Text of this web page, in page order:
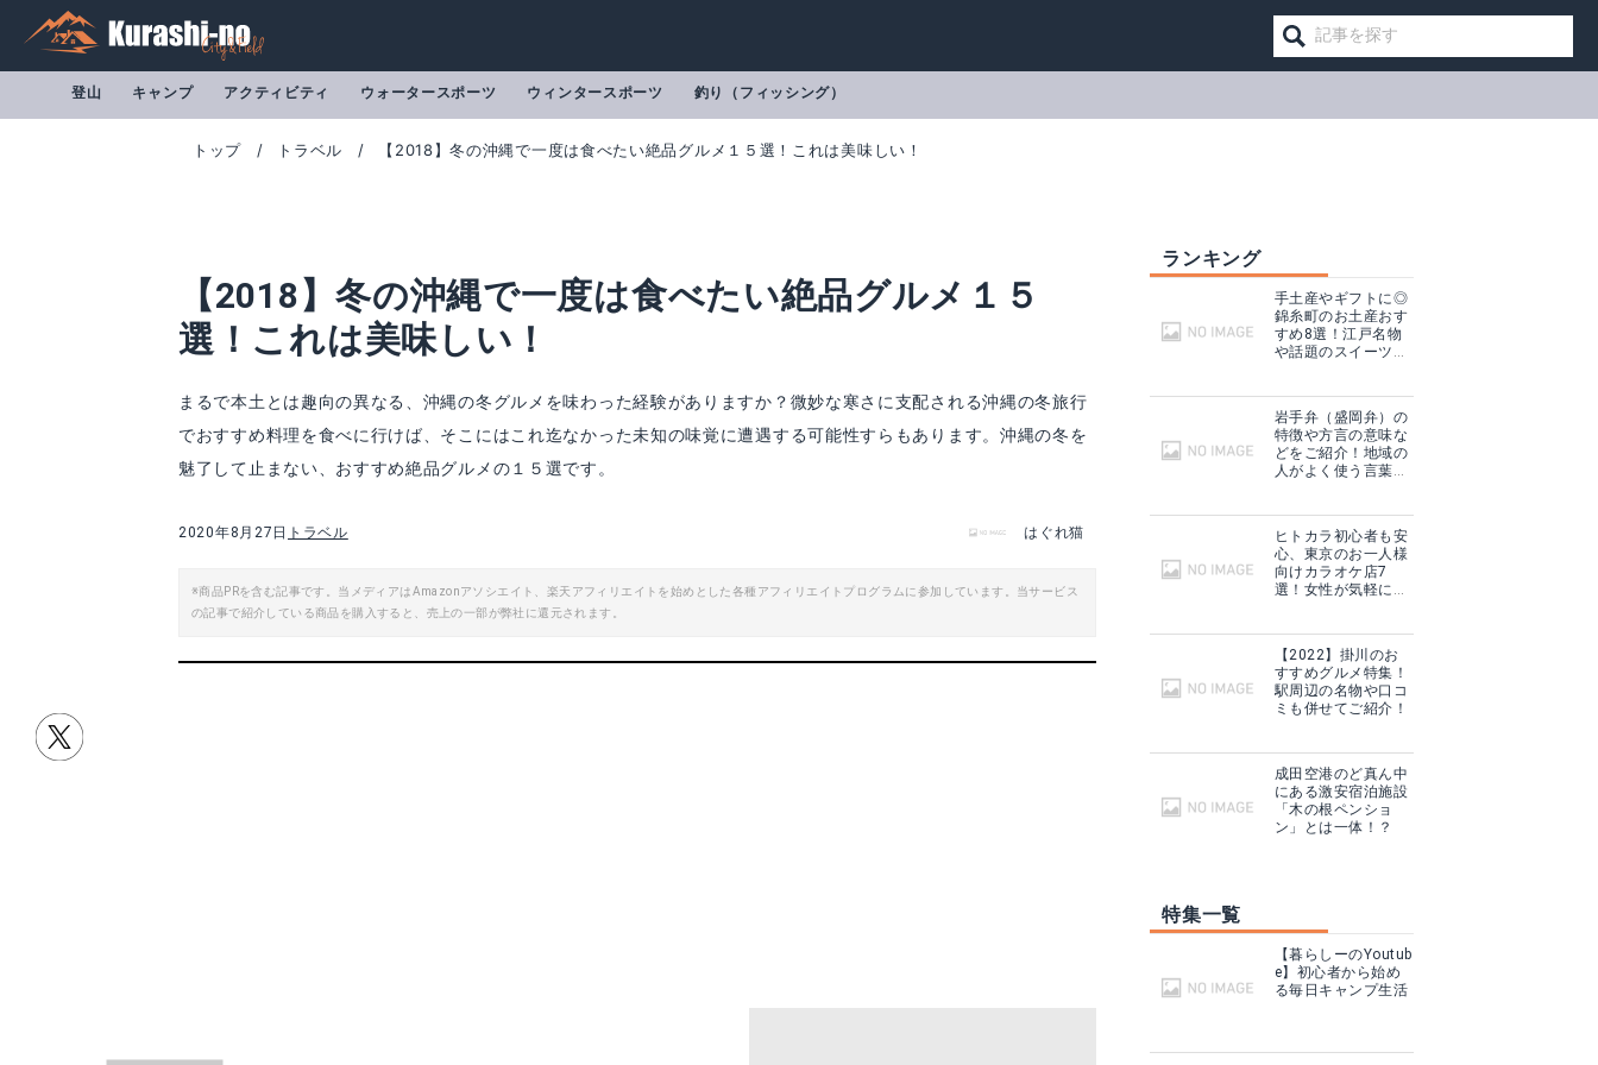
登山 キャンプ アクティビティ ウォータースポーツ ウィンタースポーツ 釣り（フィッシング）
トップ トラベル 【2018】冬の沖縄で一度は食べたい絶品グルメ１５選！これは美味しい！
【2018】冬の沖縄で一度は食べたい絶品グルメ１５
選！これは美味しい！
まるで本土とは趣向の異なる、沖縄の冬グルメを味わった経験がありますか？微妙な寒さに支配される沖縄の冬旅行
でおすすめ料理を食べに行けば、そこにはこれ迄なかった未知の味覚に遭遇する可能性すらもあります。沖縄の冬を
魅了して止まない、おすすめ絶品グルメの１５選です。
2020年8月27日 トラベル はぐれ猫
※商品PRを含む記事です。当メディアはAmazonアソシエイト、楽天アフィリエイトを始めとした各種アフィリエイトプログラムに参加しています。当サービス
の記事で紹介している商品を購入すると、売上の一部が弊社に還元されます。
ランキング
手土産やギフトに◎
錦糸町のお土産おす
すめ8選！江戸名物
や話題のスイーツ
岩手弁（盛岡弁）の
特徴や方言の意味な
どをご紹介！地域の
人がよく使う言葉は
ヒトカラ初心者も安
心、東京のお一人様
向けカラオケ店7
選！女性が気軽に入
【2022】掛川のお
すすめグルメ特集！
駅周辺の名物や口コ
ミも併せてご紹介！
成田空港のど真ん中
にある激安宿泊施設
「木の根ペンショ
ン」とは一体！？
特集一覧
【暮らしーのYoutub
e】初心者から始め
る毎日キャンプ生活